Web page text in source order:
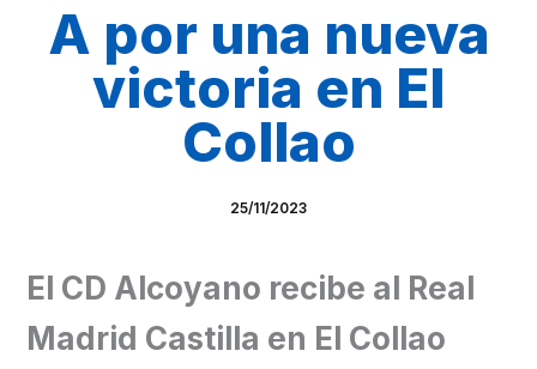
A por una nueva
victoria en El
Collao
25/11/2023
El CD Alcoyano recibe al Real
Madrid Castilla en El Collao